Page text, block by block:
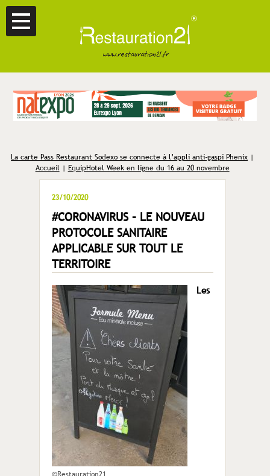
La carte Pass Restaurant Sodexo se connecte à l’appli anti-gaspi Phenix |
Accueil | EquipHotel Week en ligne du 16 au 20 novembre
23/10/2020
#CORONAVIRUS – LE NOUVEAU
PROTOCOLE SANITAIRE
APPLICABLE SUR TOUT LE
TERRITOIRE
©Restauration21
Les